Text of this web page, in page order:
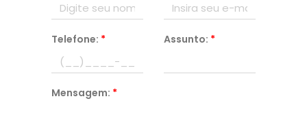
Telefone: * Assunto: *
Mensagem: *